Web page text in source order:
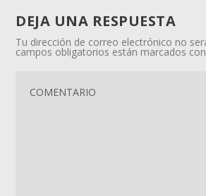
DEJA UNA RESPUESTA
Tu dirección de correo electrónico no
campos obligatorios están marcados